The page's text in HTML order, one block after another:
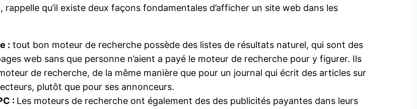
qu’il existe deux façons fondamentales d’afficher un site web dans les
: tout bon moteur de recherche possède des listes de résultats naturel, qui sont des
web sans que personne n’aient a payé le moteur de recherche pour y figurer. Ils
de recherche, de la même manière que pour un journal qui écrit des articles sur
plutôt que pour ses annonceurs.
: Les moteurs de recherche ont également des des publicités payantes dans leurs